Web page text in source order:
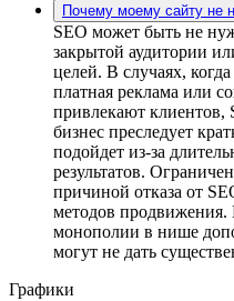
Почему моему сайту не
SEO может быть не
закрытой аудитории
целей. В случаях,
платная реклама или
привлекают клиентов,
бизнес преследует
подойдет из-за
результатов.
причиной отказа от
методов
монополии в нише
могут не дать
Графики